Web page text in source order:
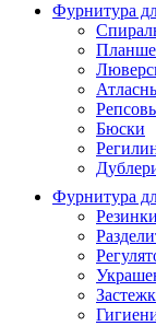
Фурнитура
Бюски
Фурнитура
Резинки